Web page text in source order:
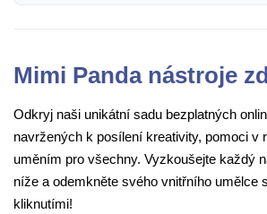
Mimi Panda nástroje
Odkryj naši unikátní sadu bezplatných
navržených k posílení kreativity, pomoci v
uměním pro všechny. Vyzkoušejte každý
níže a odemkněte svého vnitřního umělce
kliknutími!